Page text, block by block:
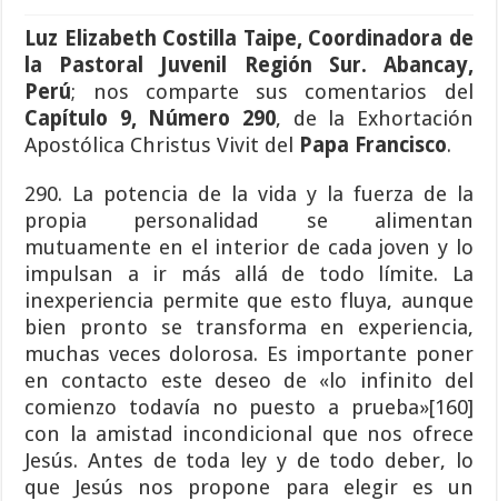
Luz Elizabeth Costilla Taipe, Coordinadora de
la Pastoral Juvenil Región Sur. Abancay,
Perú; nos comparte sus comentarios del
Capítulo 9, Número 290, de la Exhortación
Apostólica Christus Vivit del
Papa Francisco.
290. La potencia de la vida y la fuerza de la
propia personalidad se alimentan
mutuamente en el interior de cada joven y lo
impulsan a ir más allá de todo límite. La
inexperiencia permite que esto fluya, aunque
bien pronto se transforma en experiencia,
muchas veces dolorosa. Es importante poner
en contacto este deseo de «lo infinito del
comienzo todavía no puesto a prueba»[160]
con la amistad incondicional que nos ofrece
Jesús. Antes de toda ley y de todo deber, lo
que Jesús nos propone para elegir es un